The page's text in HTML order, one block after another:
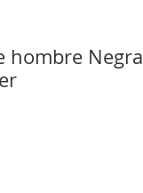
hombre Negra